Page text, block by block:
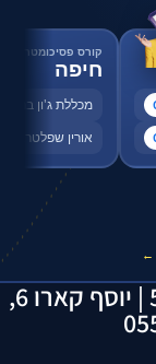
קורס פסיכומטרי
חיפה
מכללת ג'ון
אורין שפלטר,
←
זינוק בתי ספר בע״מ | 514163641 | יוסף קארו 6,